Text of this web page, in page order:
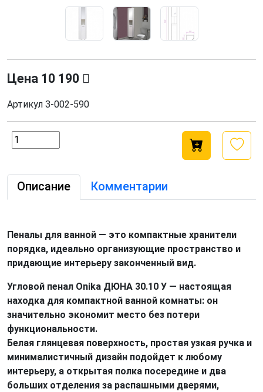
Цена 10 190
Артикул З-002-590
Описание Комментарии
Пеналы для ванной — это компактные хранители
порядка, идеально организующие пространство и
придающие интерьеру законченный вид.
Угловой пенал Onika ДЮНА 30.10 У — настоящая
находка для компактной ванной комнаты: он
значительно экономит место без потери
функциональности.
Белая глянцевая поверхность, простая узкая ручка и
минималистичный дизайн подойдет к любому
интерьеру, а открытая полка посередине и два
больших отделения за распашными дверями,